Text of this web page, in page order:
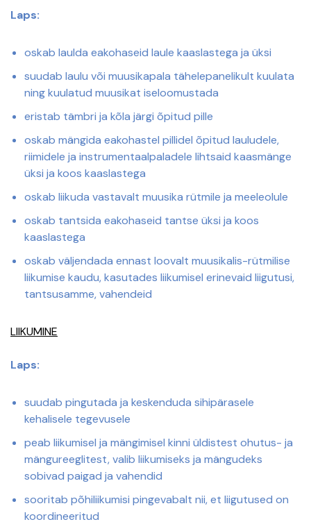
Laps:
oskab laulda eakohaseid laule kaaslastega ja üksi
suudab laulu või muusikapala tähelepanelikult kuulata
ning kuulatud muusikat iseloomustada
eristab tämbri ja kõla järgi õpitud pille
oskab mängida eakohastel pillidel õpitud lauludele,
riimidele ja instrumentaalpaladele lihtsaid kaasmänge
üksi ja koos kaaslastega
oskab liikuda vastavalt muusika rütmile ja meeleolule
oskab tantsida eakohaseid tantse üksi ja koos
kaaslastega
oskab väljendada ennast loovalt muusikalis-rütmilise
liikumise kaudu, kasutades liikumisel erinevaid liigutusi,
tantsusamme, vahendeid
LIIKUMINE
Laps:
suudab pingutada ja keskenduda sihipärasele
kehalisele tegevusele
peab liikumisel ja mängimisel kinni üldistest ohutus- ja
mängureeglitest, valib liikumiseks ja mängudeks
sobivad paigad ja vahendid
sooritab põhiliikumisi pingevabalt nii, et liigutused on
koordineeritud